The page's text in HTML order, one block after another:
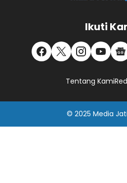
Ikuti
Tentang Kami
© 2025 Media